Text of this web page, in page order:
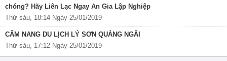
chóng? Hãy Liên Lạc Ngay An Gia Lập Nghiệp
Thứ sáu, 18:14 Ngày 25/01/2019
CẨM NANG DU LỊCH LÝ SƠN QUẢNG NGÃI
Thứ sáu, 17:12 Ngày 25/01/2019